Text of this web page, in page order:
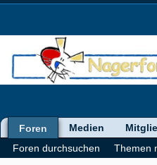
Foren
Foren durchsuchen
Themen
Medien